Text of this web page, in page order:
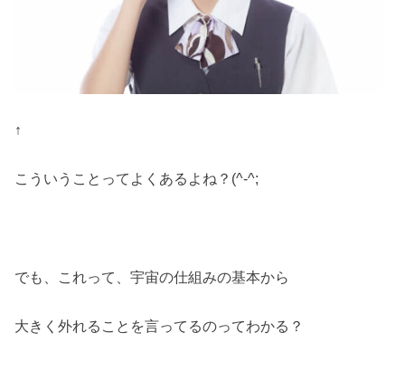
↑
こういうことってよくあるよね？(^-^;
でも、これって、宇宙の仕組みの基本から
大きく外れることを言ってるのってわかる？